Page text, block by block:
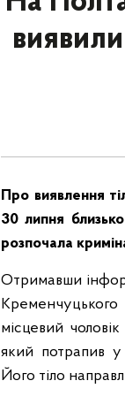
Про виявлення
30 липня
розпочала
Отримавши
Кременчуцького
місцевий
який потрапив у
Його тіло